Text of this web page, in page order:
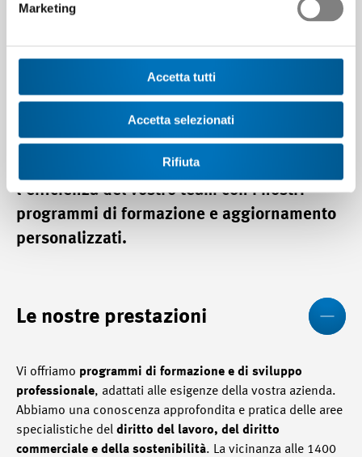
Marketing
Accetta tutti
Accetta selezionati
Rifiuta
Dipendenti impegnati e con competenze
un'azienda. Tuttavia, le conoscenze
specialistiche spesso diventano
rapidamente obsolete. E i nuovi dipendenti
hanno bisogno di una formazione specifica
all'azienda. Aumentate la competenza e
l'efficienza del vostro team con i nostri
programmi di formazione e aggiornamento
personalizzati.
Le nostre prestazioni
Vi offriamo programmi di formazione e di sviluppo
professionale, adattati alle esigenze della vostra azienda.
Abbiamo una conoscenza approfondita e pratica delle aree
specialistiche del diritto del lavoro, del diritto
commerciale e della sostenibilità. La vicinanza alle 1400